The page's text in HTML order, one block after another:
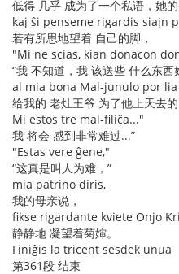
低得 几乎 成为了一个私语，她的
kaj ŝi penseme rigardis siajn
若有所思地望着 自己的脚，
"Mi ne scias, kian donacon
“我 不知道，我 该送些 什么东西
al mia bona Mal-junulo por lia
给我的 老灶王爷 为了他上天去的
Mi estos tre mal-filiĉa..."
我 将会 感到非常难过...”
"Estas vere ĝene,"
“这真是叫人为难，”
mia patrino diris,
我的母亲说，
fikse rigardante kviete Onjo
静静地 凝望着菊婶。
Finiĝis la tricent sesdek unua
第361段 结束